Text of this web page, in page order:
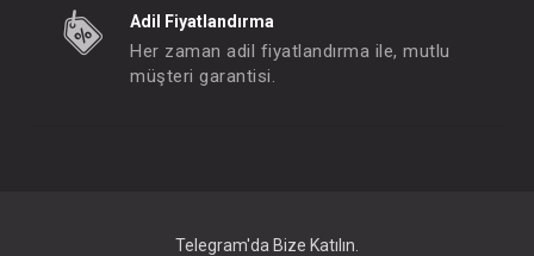
Adil Fiyatlandırma
Her zaman adil fiyatlandırma ile, mutlu
müşteri garantisi.
Telegram'da Bize Katılın.